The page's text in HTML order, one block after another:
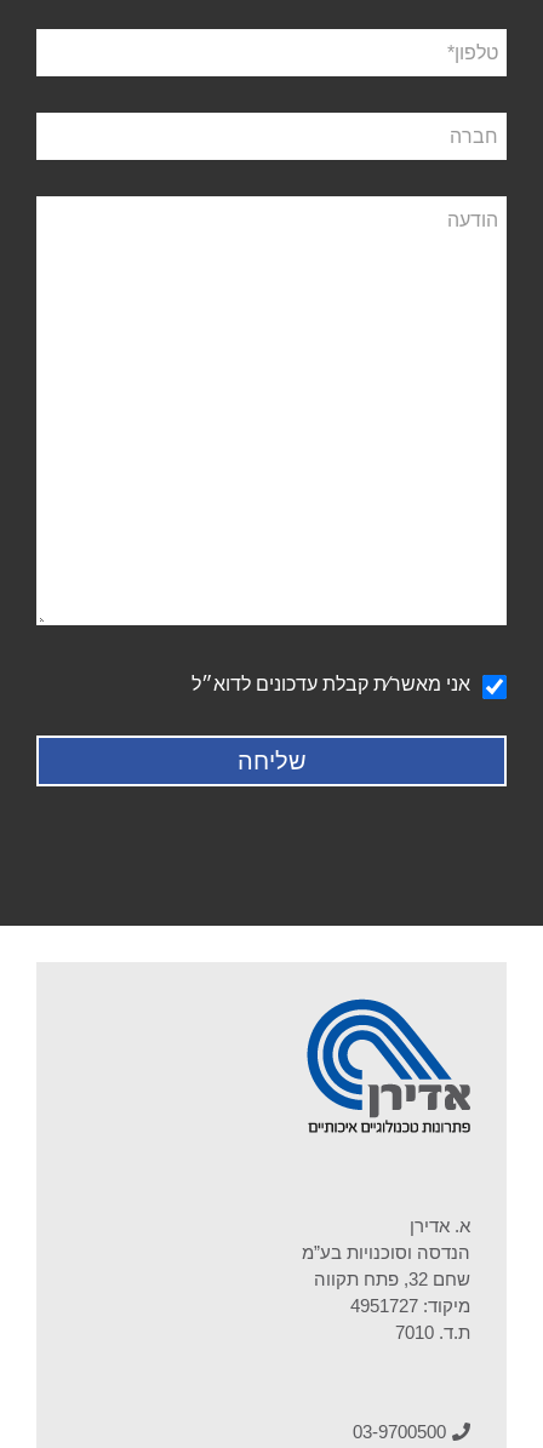
טלפון
חברה
הודעה
הודעהאני מאשר∕ת קבלת עדכונים לדוא״ל
א. אדירן
הנדסה וסוכנויות בע”מ
שחם 32, פתח תקווה
מיקוד: 4951727
ת.ד. 7010
03-9700500